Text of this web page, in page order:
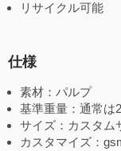
リサイクル可能
仕様
素材：パルプ
基準重量：通常は
サイズ：カスタム
カスタマイズ：